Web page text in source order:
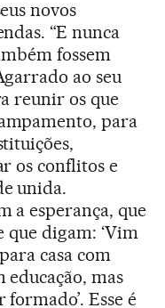
novos
“E nunca
fossem
ao seu
reunir os que
para
os conflitos e
unida.
a esperança, que
que digam: ‘Vim
casa com
educação, mas
Esse é